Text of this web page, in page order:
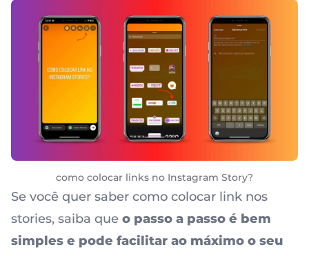
como colocar links no Instagram Story?
Se você quer saber como colocar link nos
stories, saiba que o passo a passo é bem
simples e pode facilitar ao máximo o seu